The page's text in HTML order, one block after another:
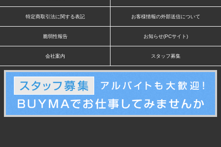
特定商取引法に関する表記 お客様情報の外部送信について
脆弱性報告 お知らせ(PCサイト)
会社案内 スタッフ募集